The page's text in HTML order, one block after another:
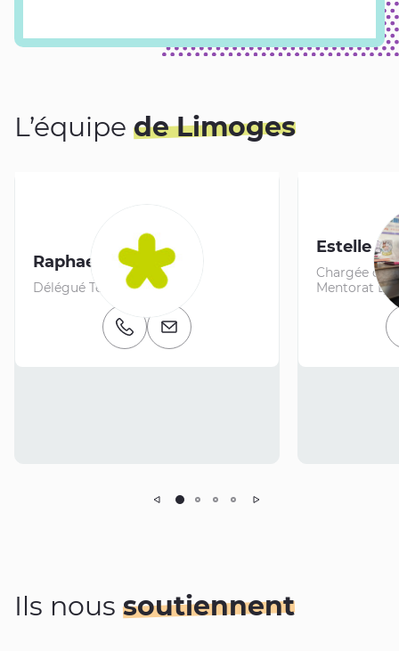
L’équipe de Limoges
Raphael BOUDOU
Délégué Territorial
Numéro de téléphone
Email
Estelle
Chargée de
Mentorat
Ils nous soutiennent